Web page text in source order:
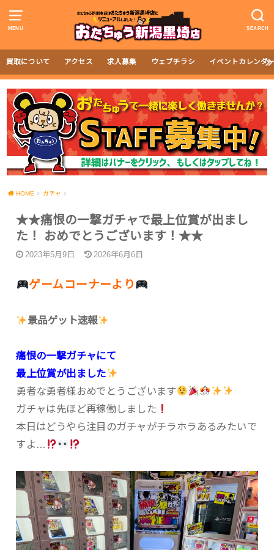
MENU SEARCH
買取について アクセス 求人募集 ウェブチラシ イベントカレンダ
HOME ガチャ
★★痛恨の一撃ガチャで最上位賞が出まし
た！ おめでとうございます！★★
2023年5月9日 2026年6月6日
ゲームコーナーより
景品ゲット速報
痛恨の一撃ガチャにて
最上位賞が出ました
勇者な勇者様おめでとうございます
ガチャは先ほど再稼働しました
本日はどうやら注目のガチャがチラホラあるみたいで
すよ…